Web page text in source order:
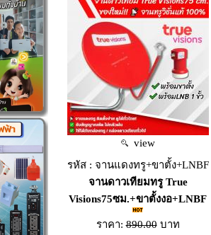
view
รหัส : จานแดงทรู+ขาตั้ง+LNBF
จานดาวเทียมทรู True
Visions75ซม.+ขาตั้งงอ+LNBF
ราคา:890.00บาท